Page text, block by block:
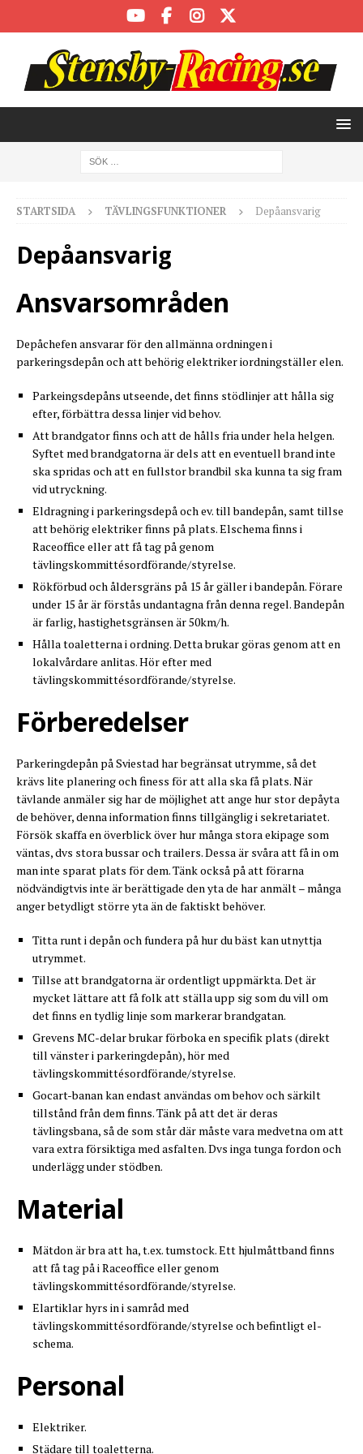
STARTSIDA TÄVLINGSFUNKTIONER Depåansvarig
Depåansvarig
Ansvarsområden
Depåchefen ansvarar för den allmänna ordningen i
parkeringsdepån och att behörig elektriker iordningställer elen.
Parkeingsdepåns utseende, det finns stödlinjer att hålla sig
efter, förbättra dessa linjer vid behov.
Att brandgator finns och att de hålls fria under hela helgen.
Syftet med brandgatorna är dels att en eventuell brand inte
ska spridas och att en fullstor brandbil ska kunna ta sig fram
vid utryckning.
Eldragning i parkeringsdepå och ev. till bandepån, samt tillse
att behörig elektriker finns på plats. Elschema finns i
Raceoffice eller att få tag på genom
tävlingskommittésordförande/styrelse.
Rökförbud och åldersgräns på 15 år gäller i bandepån. Förare
under 15 år är förstås undantagna från denna regel. Bandepån
är farlig, hastighetsgränsen är 50km/h.
Hålla toaletterna i ordning. Detta brukar göras genom att en
lokalvårdare anlitas. Hör efter med
tävlingskommittésordförande/styrelse.
Förberedelser
Parkeringdepån på Sviestad har begränsat utrymme, så det
krävs lite planering och finess för att alla ska få plats. När
tävlande anmäler sig har de möjlighet att ange hur stor depåyta
de behöver, denna information finns tillgänglig i sekretariatet.
Försök skaffa en överblick över hur många stora ekipage som
väntas, dvs stora bussar och trailers. Dessa är svåra att få in om
man inte sparat plats för dem. Tänk också på att förarna
nödvändigtvis inte är berättigade den yta de har anmält – många
anger betydligt större yta än de faktiskt behöver.
Titta runt i depån och fundera på hur du bäst kan utnyttja
utrymmet.
Tillse att brandgatorna är ordentligt uppmärkta. Det är
mycket lättare att få folk att ställa upp sig som du vill om
det finns en tydlig linje som markerar brandgatan.
Grevens MC-delar brukar förboka en specifik plats (direkt
till vänster i parkeringdepån), hör med
tävlingskommittésordförande/styrelse.
Gocart-banan kan endast användas om behov och särkilt
tillstånd från dem finns. Tänk på att det är deras
tävlingsbana, så de som står där måste vara medvetna om att
vara extra försiktiga med asfalten. Dvs inga tunga fordon och
underlägg under stödben.
Material
Mätdon är bra att ha, t.ex. tumstock. Ett hjulmåttband finns
att få tag på i Raceoffice eller genom
tävlingskommittésordförande/styrelse.
Elartiklar hyrs in i samråd med
tävlingskommittésordförande/styrelse och befintligt el-
schema.
Personal
Elektriker.
Städare till toaletterna.